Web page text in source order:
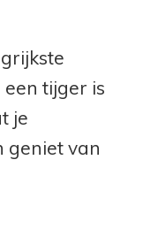
tijger is
je
geniet van